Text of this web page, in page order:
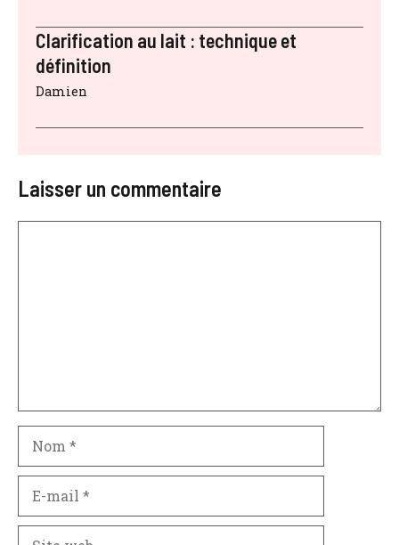
Clarification au lait : technique et
définition
Damien
Laisser un commentaire
mail